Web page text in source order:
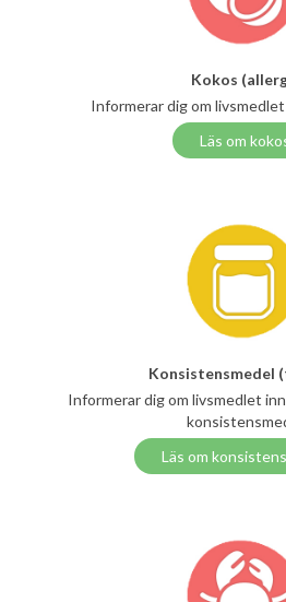
Kokos
Informerar dig om
Läs om
Konsistensmedel
Informerar dig om livsmedlet
Läs om